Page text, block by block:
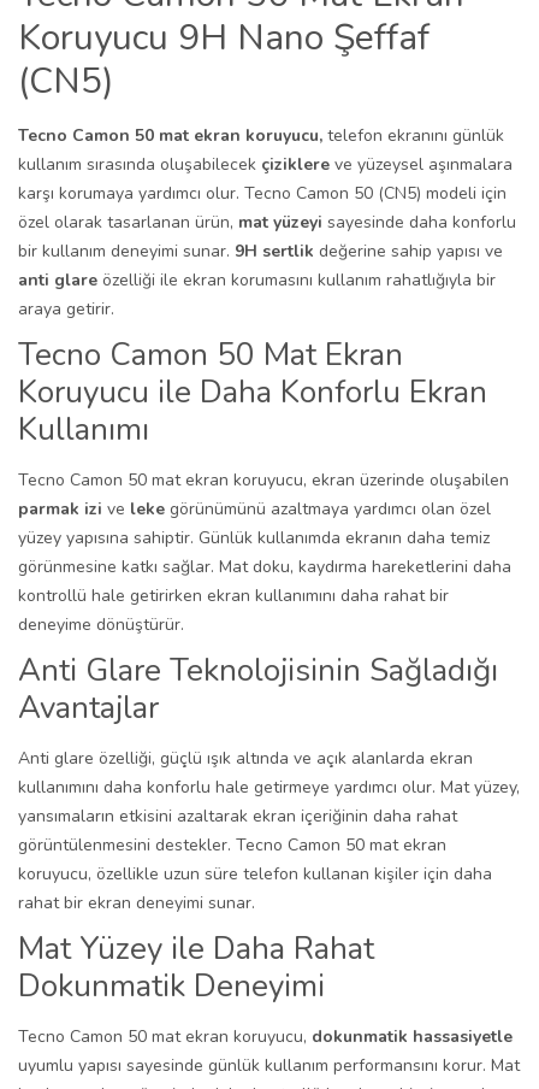
Koruyucu 9H Nano Şeffaf
(CN5)
Tecno Camon 50 mat ekran koruyucu, telefon ekranını günlük
kullanım sırasında oluşabilecek çiziklere ve yüzeysel aşınmalara
karşı korumaya yardımcı olur. Tecno Camon 50 (CN5) modeli için
özel olarak tasarlanan ürün, mat yüzeyi sayesinde daha konforlu
bir kullanım deneyimi sunar. 9H sertlik değerine sahip yapısı ve
anti glare özelliği ile ekran korumasını kullanım rahatlığıyla bir
araya getirir.
Tecno Camon 50 Mat Ekran
Koruyucu ile Daha Konforlu Ekran
Kullanımı
Tecno Camon 50 mat ekran koruyucu, ekran üzerinde oluşabilen
parmak izi ve leke görünümünü azaltmaya yardımcı olan özel
yüzey yapısına sahiptir. Günlük kullanımda ekranın daha temiz
görünmesine katkı sağlar. Mat doku, kaydırma hareketlerini daha
kontrollü hale getirirken ekran kullanımını daha rahat bir
deneyime dönüştürür.
Anti Glare Teknolojisinin Sağladığı
Avantajlar
Anti glare özelliği, güçlü ışık altında ve açık alanlarda ekran
kullanımını daha konforlu hale getirmeye yardımcı olur. Mat yüzey,
yansımaların etkisini azaltarak ekran içeriğinin daha rahat
görüntülenmesini destekler. Tecno Camon 50 mat ekran
koruyucu, özellikle uzun süre telefon kullanan kişiler için daha
rahat bir ekran deneyimi sunar.
Mat Yüzey ile Daha Rahat
Dokunmatik Deneyimi
Tecno Camon 50 mat ekran koruyucu, dokunmatik hassasiyetle
uyumlu yapısı sayesinde günlük kullanım performansını korur. Mat